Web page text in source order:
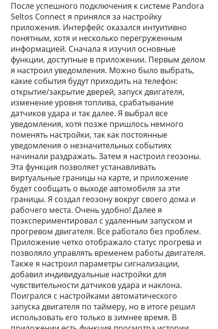
После успешного подключения к системе Pandora
Seltos Connect я принялся за настройку
приложения. Интерфейс оказался интуитивно
понятным, хотя и несколько перегруженным
информацией. Сначала я изучил основные
функции, доступные в приложении. Первым делом
я настроил уведомления. Можно было выбрать,
какие события будут приходить на телефон:
открытие/закрытие дверей, запуск двигателя,
изменение уровня топлива, срабатывание
датчиков удара и так далее. Я выбрал все
уведомления, хотя позже пришлось немного
поменять настройки, так как постоянные
уведомления о незначительных событиях
начинали раздражать. Затем я настроил геозоны.
Эта функция позволяет устанавливать
виртуальные границы на карте, и приложение
будет сообщать о выходе автомобиля за эти
границы. Я создал геозону вокруг своего дома и
рабочего места. Очень удобно! Далее я
поэкспериментировал с удаленным запуском и
прогревом двигателя. Все работало без проблем.
Приложение четко отображало статус прогрева и
позволяло управлять временем работы двигателя.
Также я настроил параметры сигнализации,
добавил индивидуальные настройки для
чувствительности датчиков удара и наклона.
Поигрался с настройками автоматического
запуска двигателя по таймеру, но в итоге решил
использовать его только в зимнее время. В